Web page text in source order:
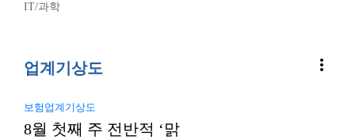
IT/과학
업계기상도 more_vert
보험업계기상도
8월 첫째 주 전반적 ‘맑